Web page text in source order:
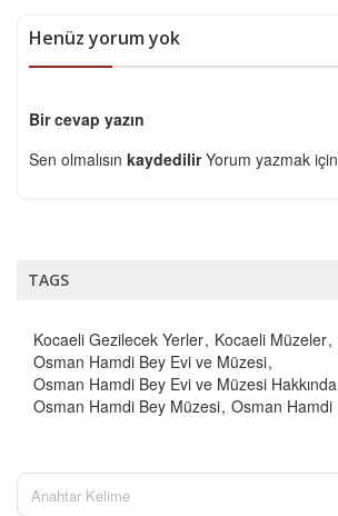
Henüz yorum yok
Bir cevap yazın
Sen olmalısın kaydedilirYorum yazmak
TAGS
Kocaeli Gezilecek Yerler Kocaeli Müzeler
Osman Hamdi Bey Evi ve Müzesi
Osman Hamdi Bey Evi ve Müzesi Hakkında
Osman Hamdi Bey Müzesi Osman Hamdi